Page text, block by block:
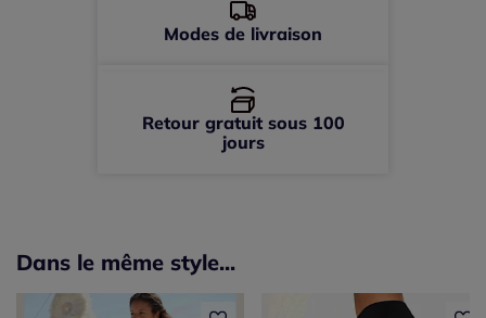
Modes de livraison
Retour gratuit sous 100
jours
Dans le même style...